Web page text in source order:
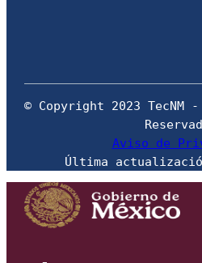
© Copyright 2023 TecNM
Aviso de
Última